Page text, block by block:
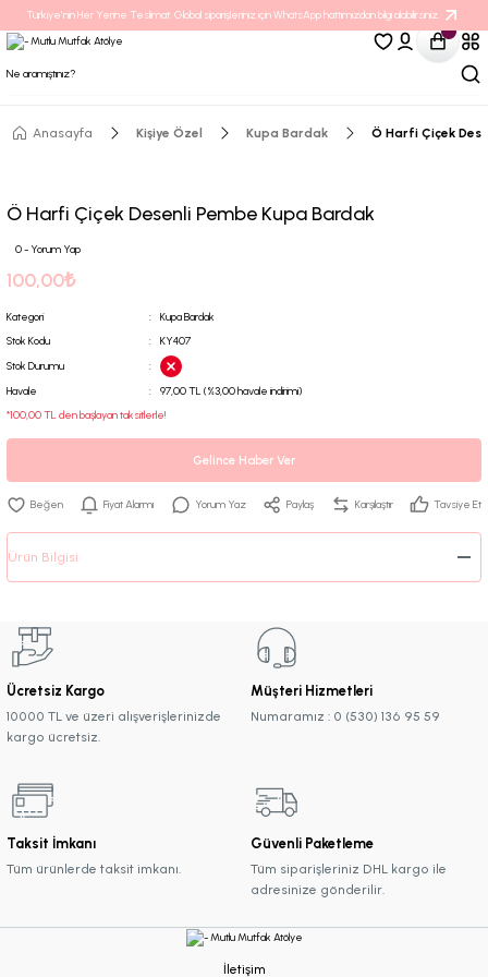
Türkiye’nin Her Yerine Teslimat. Global siparişleriniz için WhatsApp hattımızdan bilgi alabilirsiniz.
Anasayfa Kişiye Özel Kupa Bardak Ö Harfi Çiçek
Ö Harfi Çiçek Desenli Pembe Kupa Bardak
0 - Yorum Yap
100,00₺
Kategori
Kupa Bardak
Stok Kodu
KY407
Stok Durumu
Havale
97,00 TL (%3,00 havale indirimi)
*100,00 TL den başlayan taksitlerle!
Gelince Haber Ver
Fiyat Alarmı Yorum Yaz Paylaş Karşılaştır Tavsiye Et
Ürün Bilgisi
Ücretsiz Kargo
10000 TL ve üzeri alışverişlerinizde
kargo ücretsiz.
Müşteri Hizmetleri
Numaramız : 0 (530) 136 95 59
Taksit İmkanı
Tüm ürünlerde taksit imkanı.
Güvenli Paketleme
Tüm siparişleriniz DHL kargo ile
adresinize gönderilir.
İletişim